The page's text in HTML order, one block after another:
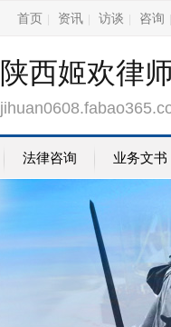
首页 资讯 访谈 咨询
陕西姬欢律
法律咨询 业务文书